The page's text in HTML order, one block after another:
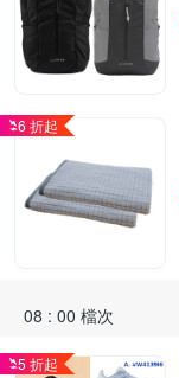
6 折起
08 : 00 檔次
5 折起